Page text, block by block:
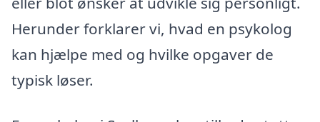
Herunder forklarer vi, hvad en psykolog
kan hjælpe med og hvilke opgaver de
typisk løser.